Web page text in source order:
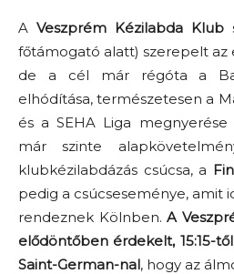
A Veszprém Kézilabda Klub
főtámogató alatt) szerepelt az
de a cél már régóta a
elhódítása, természetesen a
és a SEHA Liga
már szinte
klubkézilabdázás csúcsa, a
pedig a csúcseseménye, amit
rendeznek Kölnben.A
elődöntőben érdekelt, 15:15-
Saint-German-nal, hogy az